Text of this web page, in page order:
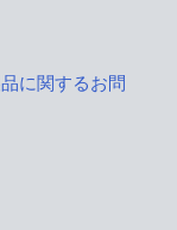
に関するお問